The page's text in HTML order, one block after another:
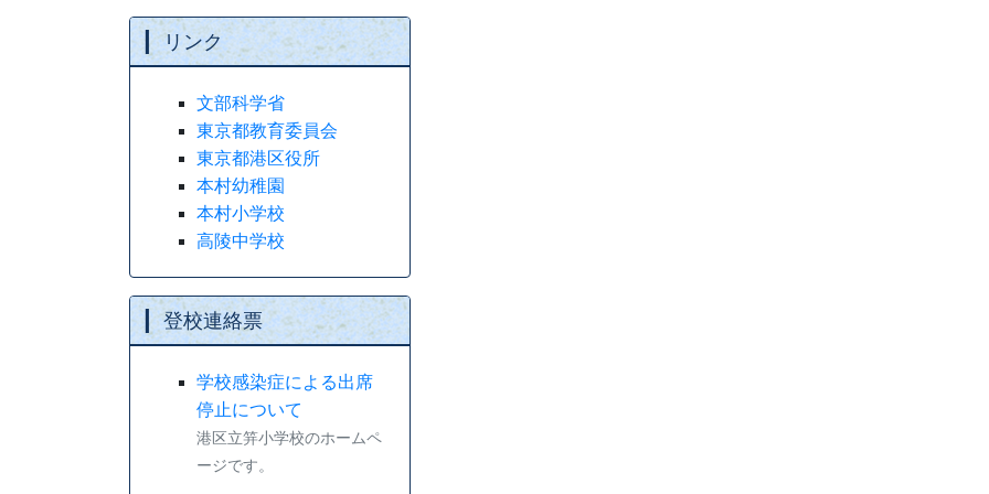
リンク
文部科学省
東京都教育委員会
東京都港区役所
本村幼稚園
本村小学校
高陵中学校
登校連絡票
学校感染症による出席
停止について
港区立笄小学校のホームペ
ージです。